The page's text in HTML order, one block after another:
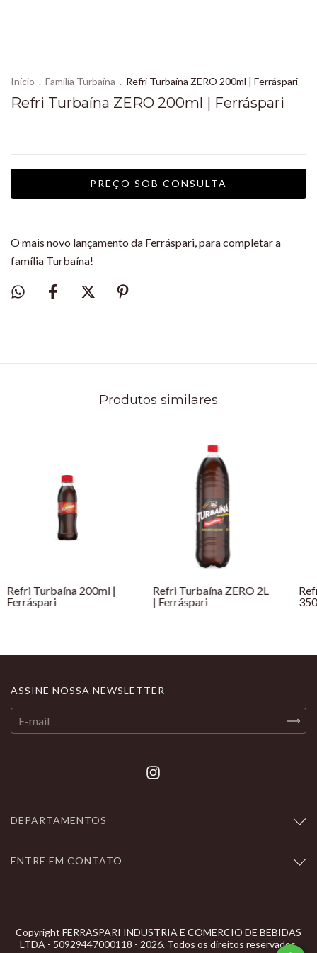
Início . Familía Turbaína . Refri Turbaína ZERO 200ml | Ferráspari
Refri Turbaína ZERO 200ml | Ferráspari
O mais novo lançamento da Ferráspari, para completar a
família Turbaína!
Produtos similares
Refri Turbaína 200ml |
Ferráspari
Refri Turbaína ZERO 2L
| Ferráspari
ASSINE NOSSA NEWSLETTER
DEPARTAMENTOS
ENTRE EM CONTATO
Copyright FERRASPARI INDUSTRIA E COMERCIO DE BEBIDAS
LTDA - 50929447000118 - 2026. Todos os direitos reservados.